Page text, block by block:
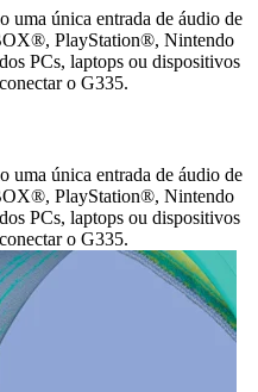
uma única entrada de áudio de
PlayStation®, Nintendo
PCs, laptops ou dispositivos
o G335.
uma única entrada de áudio de
PlayStation®, Nintendo
PCs, laptops ou dispositivos
o G335.